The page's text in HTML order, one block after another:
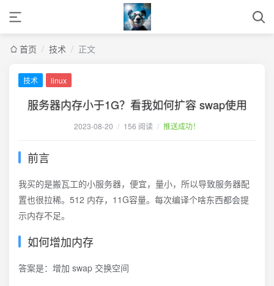
首页 / 技术 / 正文
技术 linux
服务器内存小于1G？看我如何扩容 swap使用
2023-08-20 / 156 阅读 / 推送成功！
前言
我买的是搬瓦工的小服务器，便宜，量小，所以导致服务器配
置也很拉稀。512 内存，11G容量。每次编译个啥东西都会提
示内存不足。
如何增加内存
答案是：增加 swap 交换空间